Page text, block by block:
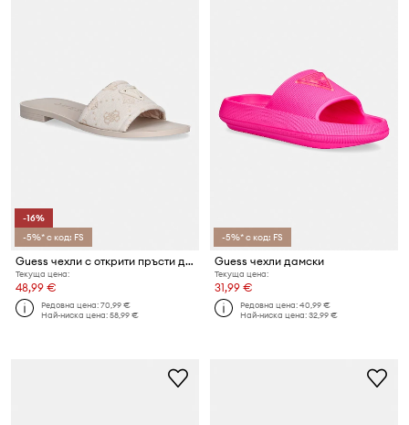
-16%
-5%* с код: FS
Guess чехли с открити пръсти дамски ELYSONE
Текуща цена:
48,99 €
Редовна цена:70,99 €
Най-ниска цена:58,99 €
-5%* с код: FS
Guess чехли дамски
Текуща цена:
31,99 €
Редовна цена:40,99 €
Най-ниска цена:32,99 €